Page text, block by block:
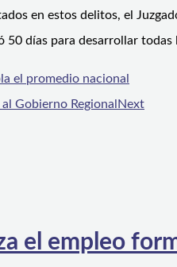
en estos delitos, el
días para desarrollar todas
el promedio nacional
Gobierno Regional Next
el empleo